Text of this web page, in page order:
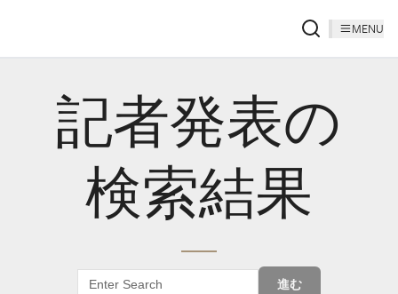
MENU
記者発表の
検索結果
進む